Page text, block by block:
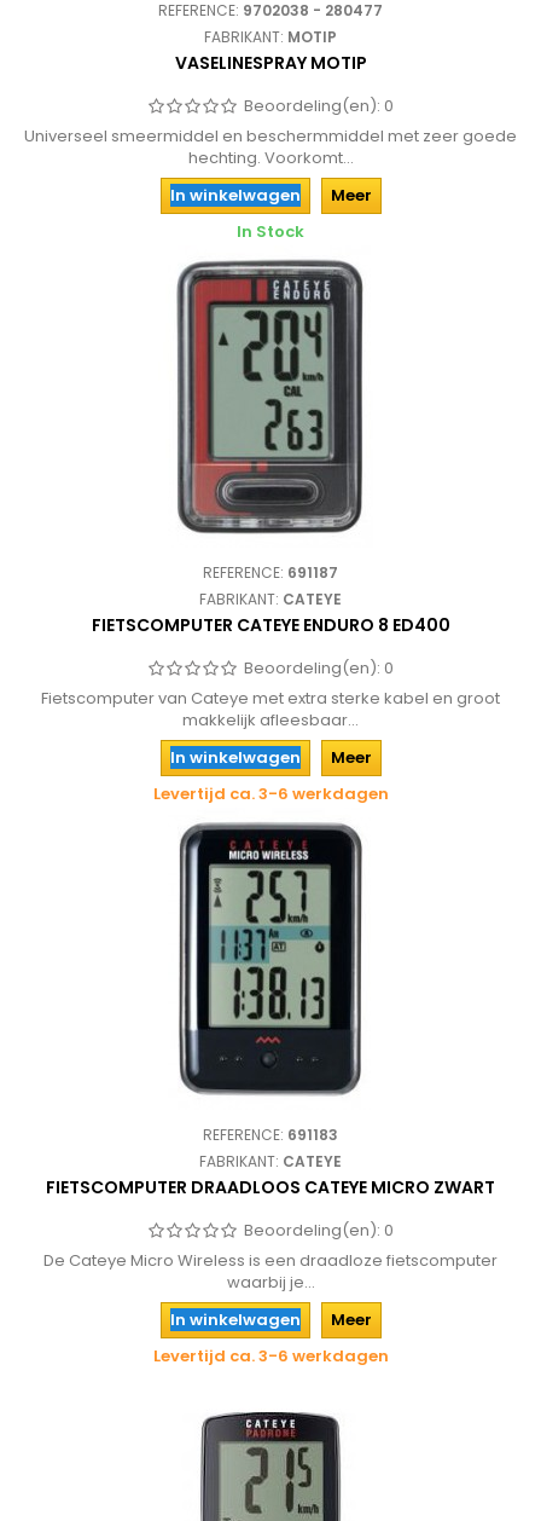
REFERENCE: 9702038 - 280477
FABRIKANT: MOTIP
VASELINESPRAY MOTIP
Beoordeling(en): 0
Universeel smeermiddel en beschermmiddel met zeer goede
hechting. Voorkomt...
In winkelwagen
Meer
In Stock
REFERENCE: 691187
FABRIKANT: CATEYE
FIETSCOMPUTER CATEYE ENDURO 8 ED400
Beoordeling(en): 0
Fietscomputer van Cateye met extra sterke kabel en groot
makkelijk afleesbaar...
In winkelwagen
Meer
Levertijd ca. 3-6 werkdagen
REFERENCE: 691183
FABRIKANT: CATEYE
FIETSCOMPUTER DRAADLOOS CATEYE MICRO ZWART
Beoordeling(en): 0
De Cateye Micro Wireless is een draadloze fietscomputer
waarbij je...
In winkelwagen
Meer
Levertijd ca. 3-6 werkdagen